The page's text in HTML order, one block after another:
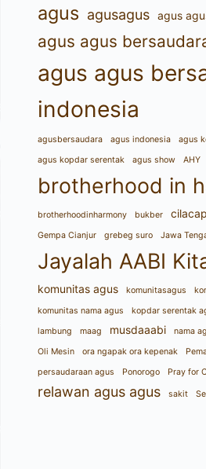
agus agusagus agus
agus agus
agus agus
indonesia
agusbersaudara agus indonesia
agus
agus kopdar serentak
agus show AHY
brotherhood in
brotherhoodinharmony bukber cilacap
Gempa Cianjur
grebeg suro Jawa
Jayalah AABI
komunitas agus komunitasagus
komunitas nama agus
kopdar serentak
lambung
maag musdaaabi nama
Oli Mesin
ora ngapak ora kepenak
persaudaraan agus
Ponorogo Pray for
relawan agus agus sakit